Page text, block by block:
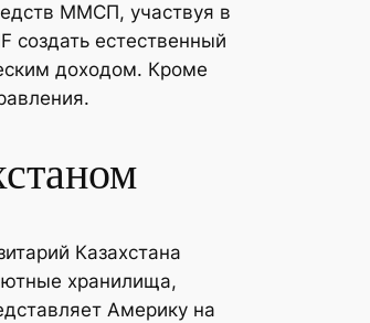
ММСП, участвуя в
создать естественный
доходом. Кроме
Казахстана
хранилища,
Америку на